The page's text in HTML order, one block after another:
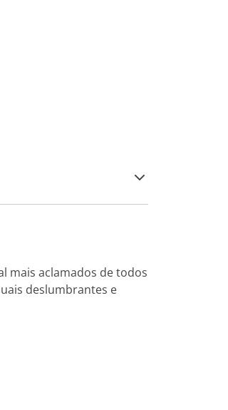
mais aclamados de todos
deslumbrantes e